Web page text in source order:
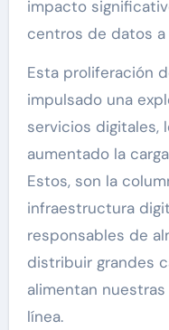
impacto
centros de datos a
Esta proliferación
impulsado una
servicios digitales,
aumentado la
Estos, son la
infraestructura
responsables de
distribuir grandes
alimentan
línea.